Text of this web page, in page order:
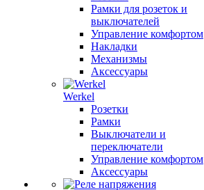
Рамки для розеток и
выключателей
Управление комфортом
Накладки
Механизмы
Аксессуары
Werkel
Розетки
Рамки
Выключатели и
переключатели
Управление комфортом
Аксессуары